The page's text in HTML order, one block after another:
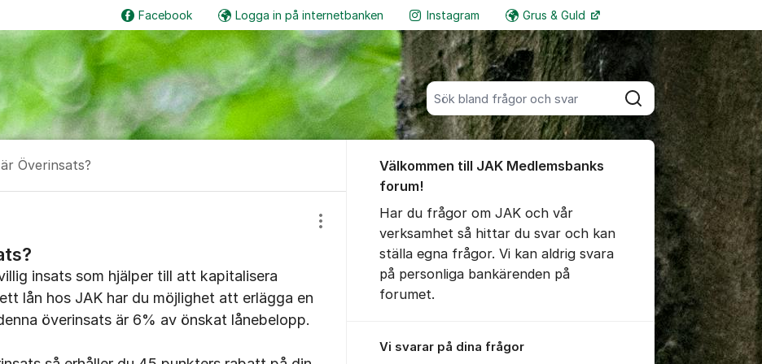
Sök bland alla inlägg
Sök
Facebook Logga in på internetbanken Instagram Grus & Guld Fler supportlänkar
Överinsats?
Visa/dölj inställningar för inlägg/kommentar
insats som hjälper till att kapitalisera
lån hos JAK har du möjlighet att erlägga en
överinsats är 6% av önskat lånebelopp.
Välkommen till JAK Medlemsbanks
forum!
Har du frågor om JAK och vår
verksamhet så hittar du svar och kan
ställa egna frågor. Vi kan aldrig svara
på personliga bankärenden på
forumet.
Vi svarar på dina frågor